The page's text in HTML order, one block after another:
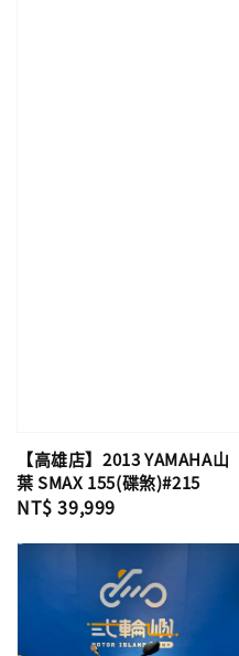
【高雄店】2013 YAMAHA山
葉 SMAX 155(碟煞)#215
Regular
NT$ 39,999